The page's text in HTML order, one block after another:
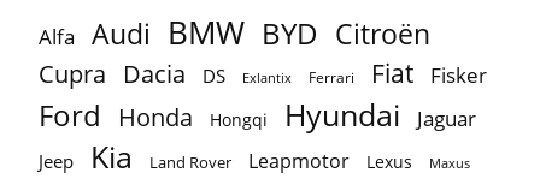
Alfa Audi BMW BYD Citroën
Cupra Dacia DS Exlantix Ferrari Fiat Fisker
Ford Honda Hongqi Hyundai Jaguar
Jeep Kia Land Rover Leapmotor Lexus Maxus